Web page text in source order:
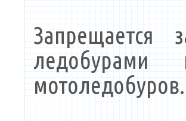
Запрещается
ледобурами
мотоледобуров.